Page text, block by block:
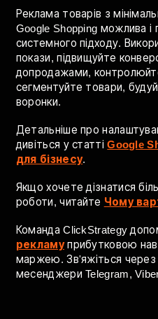
знижкою — купує.
Не оцінюйте Shopping
attribution показує роль
Shopping може не бути
важливою ланкою
Висновок
Реклама товарів з
системного підходу.
покази, підвищуйте
сегментуйте товари,
воронки.
Детальніше про